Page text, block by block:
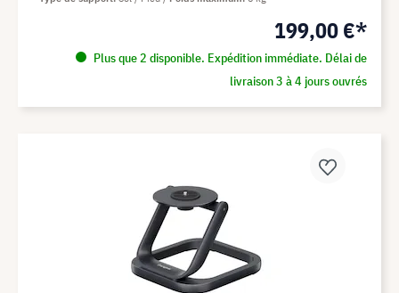
199,00 €*
Plus que 2 disponible. Expédition immédiate. Délai de
livraison 3 à 4 jours ouvrés